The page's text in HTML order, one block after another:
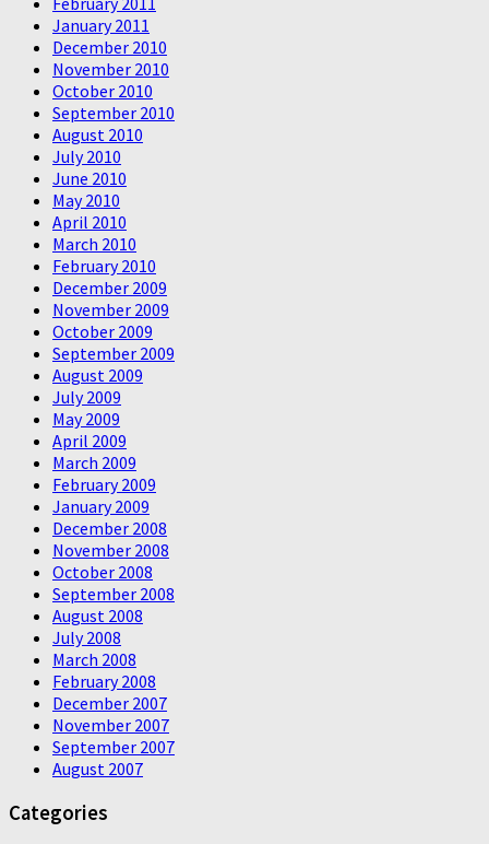
January 2011
December 2010
November 2010
October 2010
September 2010
August 2010
July 2010
June 2010
May 2010
April 2010
March 2010
February 2010
December 2009
November 2009
October 2009
September 2009
August 2009
July 2009
May 2009
April 2009
March 2009
February 2009
January 2009
December 2008
November 2008
October 2008
September 2008
August 2008
July 2008
March 2008
February 2008
December 2007
November 2007
September 2007
August 2007
Categories